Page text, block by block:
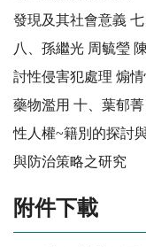
發現及其社會意義
八、孫繼光 周毓瑩
討性侵害犯處理 煽
藥物濫用 十、葉郁
性人權~籍別的探討
與防治策略之研究
附件下載